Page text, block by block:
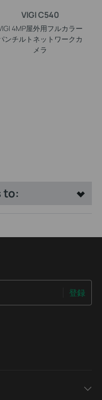
VIGI C540
4MP屋外用フルカラー
ンチルトネットワークカ
メラ
to:
登録